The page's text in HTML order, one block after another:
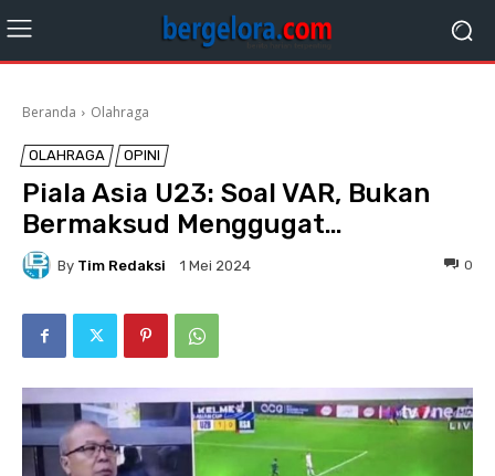
Beranda Olahraga
OLAHRAGA OPINI
Piala Asia U23: Soal VAR, Bukan
Bermaksud Menggugat…
By Tim Redaksi 1 Mei 2024 0